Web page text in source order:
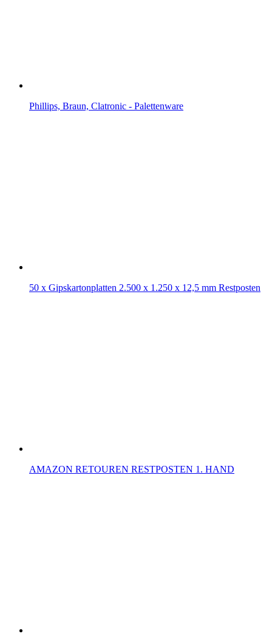
Phillips, Braun, Clatronic - Palettenware
50 x Gipskartonplatten 2.500 x 1.250 x 12,5 mm Restposten
AMAZON RETOUREN RESTPOSTEN 1. HAND